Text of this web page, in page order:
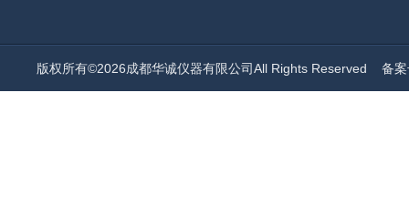
版权所有©2026成都华诚仪器有限公司All Rights Reserved 备